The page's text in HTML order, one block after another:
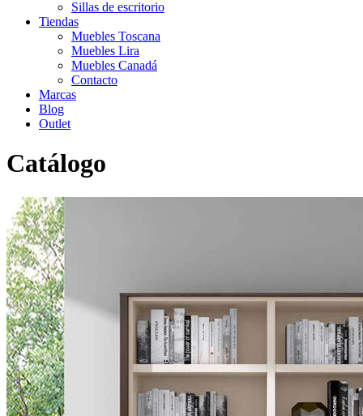
Sillas de escritorio
Tiendas
Muebles Toscana
Muebles Lira
Muebles Canadá
Contacto
Marcas
Blog
Outlet
Catálogo
Inicio>Catálogo